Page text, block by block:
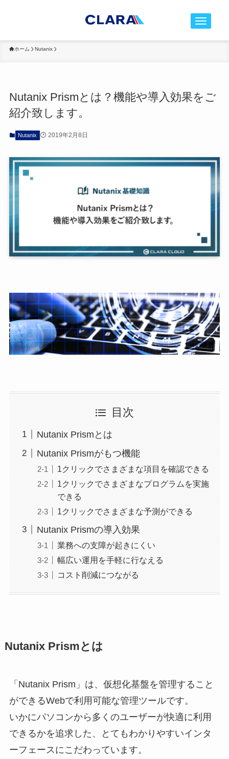
t
n
a
ホーム Nutanix
Nutanix Prismとは？機能や導入効果をご
紹介致します。
Nutanix 2019年2月8日
目次
Nutanix Prismとは
Nutanix Prismがもつ機能
1クリックでさまざまな項目を確認できる
1クリックでさまざまなプログラムを実施
できる
1クリックでさまざまな予測ができる
Nutanix Prismの導入効果
業務への支障が起きにくい
幅広い運用を手軽に行なえる
コスト削減につながる
Nutanix Prismとは
「Nutanix Prism」は、仮想化基盤を管理すること
ができるWebで利用可能な管理ツールです。
いかにパソコンから多くのユーザーが快適に利用
できるかを追求した、とてもわかりやすいインタ
ーフェースにこだわっています。